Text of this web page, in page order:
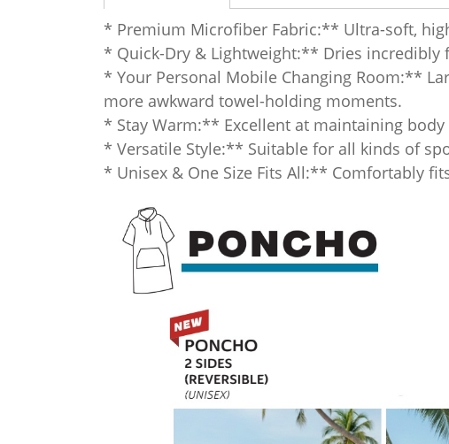
* Premium Microfiber Fabric:** Ultra-soft,
* Quick-Dry & Lightweight:** Dries
* Your Personal Mobile Changing Room:**
more awkward towel-holding moments.
* Stay Warm:** Excellent at maintaining
* Versatile Style:** Suitable for all kinds of
* Unisex & One Size Fits All:** Comfortably